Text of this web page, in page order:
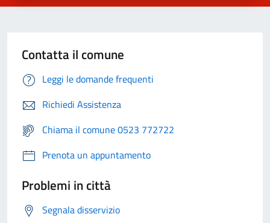
Contatta il comune
Leggi le domande frequenti
Richiedi Assistenza
Chiama il comune 0523 772722
Prenota un appuntamento
Problemi in città
Segnala disservizio